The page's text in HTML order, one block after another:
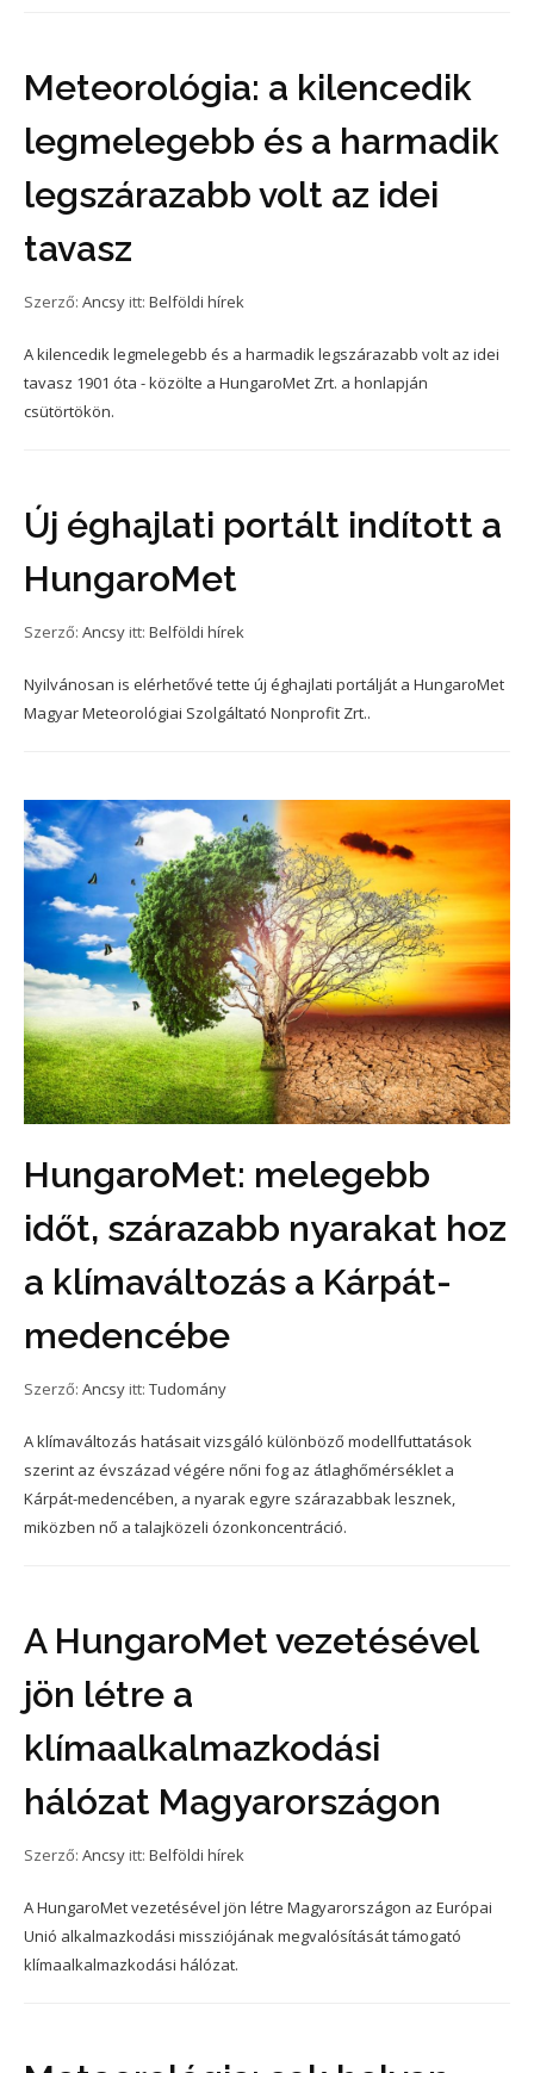
Meteorológia: a kilencedik
legmelegebb és a harmadik
legszárazabb volt az idei
tavasz
Szerző: Ancsy itt: Belföldi hírek
A kilencedik legmelegebb és a harmadik legszárazabb volt az idei
tavasz 1901 óta - közölte a HungaroMet Zrt. a honlapján
csütörtökön.
Új éghajlati portált indított a
HungaroMet
Szerző: Ancsy itt: Belföldi hírek
Nyilvánosan is elérhetővé tette új éghajlati portálját a HungaroMet
Magyar Meteorológiai Szolgáltató Nonprofit Zrt..
HungaroMet: melegebb
időt, szárazabb nyarakat hoz
a klímaváltozás a Kárpát-
medencébe
Szerző: Ancsy itt: Tudomány
A klímaváltozás hatásait vizsgáló különböző modellfuttatások
szerint az évszázad végére nőni fog az átlaghőmérséklet a
Kárpát-medencében, a nyarak egyre szárazabbak lesznek,
miközben nő a talajközeli ózonkoncentráció.
A HungaroMet vezetésével
jön létre a
klímaalkalmazkodási
hálózat Magyarországon
Szerző: Ancsy itt: Belföldi hírek
A HungaroMet vezetésével jön létre Magyarországon az Európai
Unió alkalmazkodási missziójának megvalósítását támogató
klímaalkalmazkodási hálózat.